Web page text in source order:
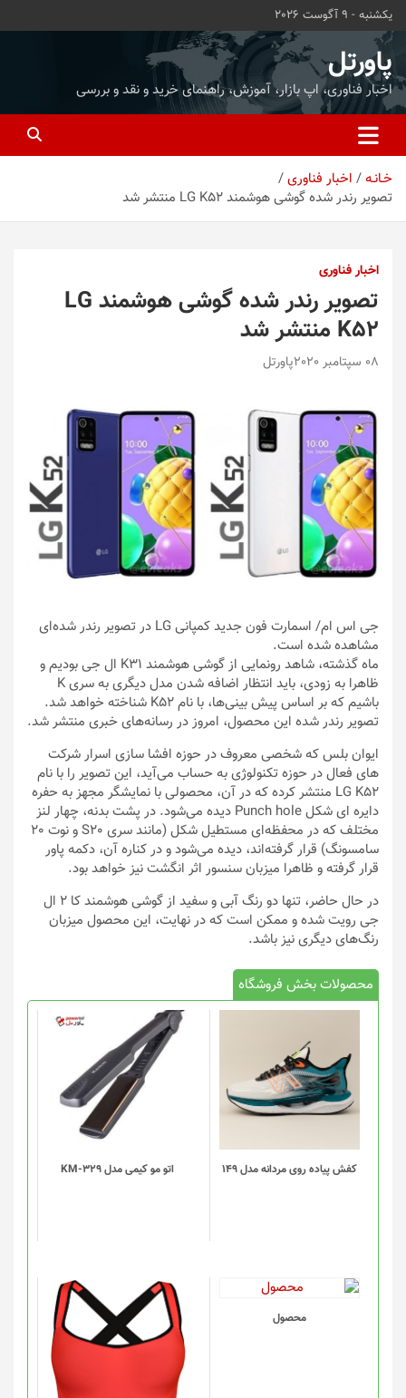
محتوا
بروید
یکشنبه - 9 آگوست 2026
پاورتل
اخبار فناوری، اپ بازار، آموزش، راهنمای خرید و نقد و بررسی
خـانـه
اخبار فناوری
تصویر رندر شده گوشی هوشمند LG K52 منتشر شد
اخبار فناوری
تصویر رندر شده گوشی هوشمند LG
K52 منتشر شد
08 سپتامبر 2020 پاورتل
جی اس ام
/ اسمارت فون جدید کمپانی LG در تصویر رندر شده‌ای
مشاهده شده است.
ماه گذشته، شاهد رونمایی از گوشی هوشمند K31 ال جی بودیم و
ظاهرا به زودی، باید انتظار اضافه شدن مدل دیگری به سری K
باشیم که بر اساس پیش بینی‌ها، با نام K52 شناخته خواهد شد.
تصویر رندر شده این محصول، امروز در رسانه‌های خبری منتشر شد.
ایوان بلس که شخصی معروف در حوزه افشا سازی اسرار شرکت
های فعال در حوزه تکنولوژی به حساب می‌آید، این تصویر را با نام
LG K52 منتشر کرده که در آن، محصولی با نمایشگر مجهز به حفره
دایره ای شکل Punch hole دیده می‌شود. در پشت بدنه، چهار لنز
مختلف که در محفظه‌ای مستطیل شکل (مانند سری S20 و نوت 20
سامسونگ) قرار گرفته‌اند، دیده می‌شود و در کناره آن، دکمه پاور
قرار گرفته و ظاهرا میزبان سنسور اثر انگشت نیز خواهد بود.
در حال حاضر، تنها دو رنگ آبی و سفید از گوشی هوشمند کا 2 ال
جی رویت شده و ممکن است که در نهایت، این محصول میزبان
رنگ‌های دیگری نیز باشد.
محصولات بخش فروشگاه
کفش پیاده روی مردانه مدل 149
محصول
دارای
انواع
مختلفی
باشد.
گزینه
محصول
شوند
اتو مو کیمی مدل KM-329
محصول
این
محصول
دارای